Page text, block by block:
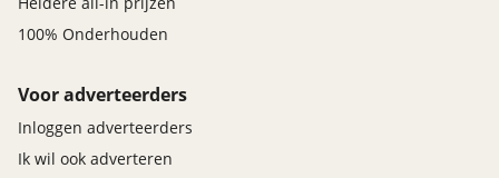
100% Onderhouden
Voor adverteerders
Inloggen adverteerders
Ik wil ook adverteren